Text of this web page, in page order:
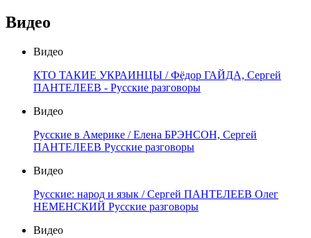
Видео
Видео
КТО ТАКИЕ УКРАИНЦЫ / Фёдор ГАЙДА, Сергей
ПАНТЕЛЕЕВ - Русские разговоры
Видео
Русские в Америке / Елена БРЭНСОН, Сергей
ПАНТЕЛЕЕВ Русские разговоры
Видео
Русские: народ и язык / Сергей ПАНТЕЛЕЕВ Олег
НЕМЕНСКИЙ Русские разговоры
Видео